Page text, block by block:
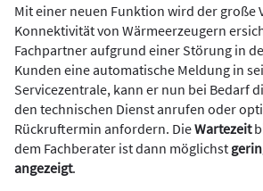
Mit einer neuen Funktion wird der große
Konnektivität von Wärmeerzeugern
Fachpartner aufgrund einer Störung in
Kunden eine automatische Meldung in
Servicezentrale, kann er nun bei Bedarf
den technischen Dienst anrufen oder
Rückruftermin anfordern. DieWartezeit
dem Fachberater ist dann möglichst
angezeigt.